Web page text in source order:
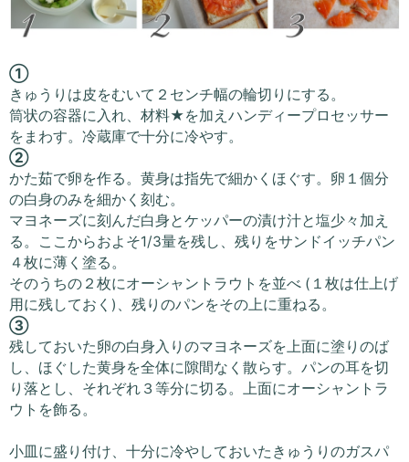
①
きゅうりは皮をむいて２センチ幅の輪切りにする。
筒状の容器に入れ、材料★を加えハンディープロセッサー
をまわす。冷蔵庫で十分に冷やす。
②
かた茹で卵を作る。黄身は指先で細かくほぐす。卵１個分
の白身のみを細かく刻む。
マヨネーズに刻んだ白身とケッパーの漬け汁と塩少々加え
る。ここからおよそ1/3量を残し、残りをサンドイッチパン
４枚に薄く塗る。
そのうちの２枚にオーシャントラウトを並べ (１枚は仕上げ
用に残しておく)、残りのパンをその上に重ねる。
③
残しておいた卵の白身入りのマヨネーズを上面に塗りのば
し、ほぐした黄身を全体に隙間なく散らす。パンの耳を切
り落とし、それぞれ３等分に切る。上面にオーシャントラ
ウトを飾る。
小皿に盛り付け、十分に冷やしておいたきゅうりのガスパ